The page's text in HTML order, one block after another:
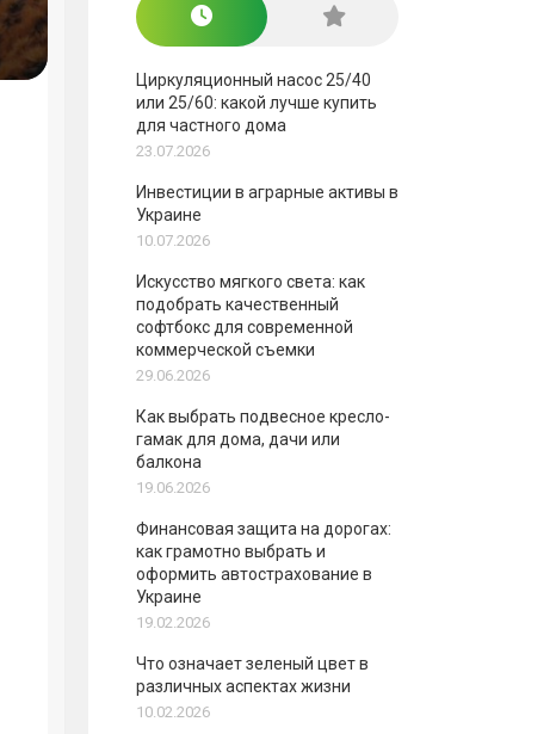
Циркуляционный насос 25/40
или 25/60: какой лучше купить
для частного дома
23.07.2026
Инвестиции в аграрные активы в
Украине
10.07.2026
Искусство мягкого света: как
подобрать качественный
софтбокс для современной
коммерческой съемки
29.06.2026
Как выбрать подвесное кресло-
гамак для дома, дачи или
балкона
19.06.2026
Финансовая защита на дорогах:
как грамотно выбрать и
оформить автострахование в
Украине
19.02.2026
Что означает зеленый цвет в
различных аспектах жизни
10.02.2026